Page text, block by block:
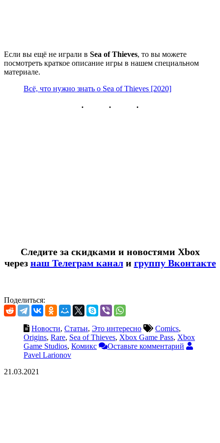
Если вы ещё не играли в Sea of Thieves, то вы можете
посмотреть краткое описание игры в нашем специальном
материале.
Всё, что нужно знать о Sea of Thieves [2020]
Следите за скидками и новостями Xbox
через наш Телеграм канали группу Вконтакте
Поделиться:
Новости, Статьи, Это интересно Comics,
Origins, Rare, Sea of Thieves, Xbox Game Pass, Xbox
Game Studios, Комикс
Оставьте комментарий
Pavel Larionov
21.03.2021